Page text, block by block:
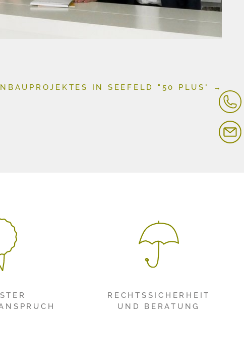
IN SEEFELD "50 PLUS" →
RECHTSSICHERHEIT
UND BERATUNG